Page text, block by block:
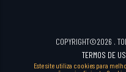
COPYRIGHT©2026 .
TERMOS DE
Este site utiliza cookies para